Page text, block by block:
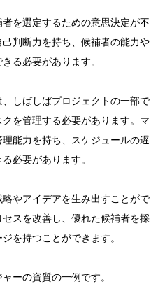
を選定するための意思決定が不
判断力を持ち、候補者の能力や
る必要があります。
しばしばプロジェクトの一部で
を管理する必要があります。マ
能力を持ち、スケジュールの遅
必要があります。
やアイデアを生み出すことがで
スを改善し、優れた候補者を採
を持つことができます。
ーの資質の一例です。